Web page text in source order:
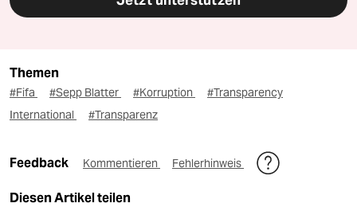
Themen
#Fifa #Sepp Blatter #Korruption
#Transparency
International
#Transparenz
Feedback Kommentieren Fehlerhinweis
Diesen Artikel teilen